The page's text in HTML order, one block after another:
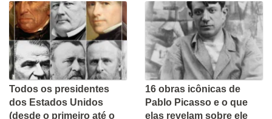
Todos os presidentes
dos Estados Unidos
(desde o primeiro até o
16 obras icônicas de
Pablo Picasso e o que
elas revelam sobre ele